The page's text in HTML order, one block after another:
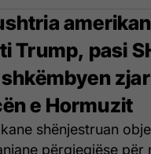
Trump, pasi
e Hormuzit
shënjestruan
përgjegjëse për